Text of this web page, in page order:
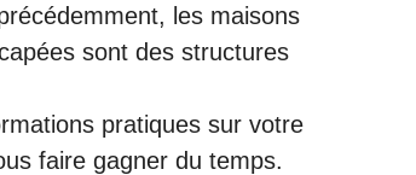
les maisons
sont des structures
pratiques sur votre
faire gagner du temps.